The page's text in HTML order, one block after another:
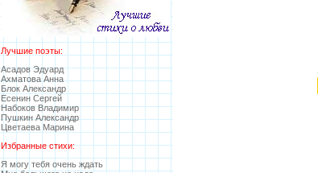
Лучшие поэты:
Асадов Эдуард
Ахматова Анна
Блок Александр
Есенин Сергей
Набоков Владимир
Пушкин Александр
Цветаева Марина
Избранные стихи:
Я могу тебя очень ждать